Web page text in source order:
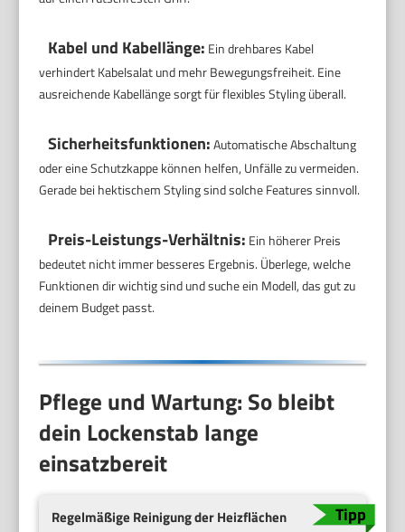
Kabel und Kabellänge: Ein drehbares Kabel
verhindert Kabelsalat und mehr Bewegungsfreiheit. Eine
ausreichende Kabellänge sorgt für flexibles Styling überall.
Sicherheitsfunktionen:Automatische Abschaltung
oder eine Schutzkappe können helfen, Unfälle zu vermeiden.
Gerade bei hektischem Styling sind solche Features sinnvoll.
Preis-Leistungs-Verhältnis: Ein höherer Preis
bedeutet nicht immer besseres Ergebnis. Überlege, welche
Funktionen dir wichtig sind und suche ein Modell, das gut zu
deinem Budget passt.
Pflege und Wartung: So bleibt
dein Lockenstab lange
einsatzbereit
Regelmäßige Reinigung der Heizflächen